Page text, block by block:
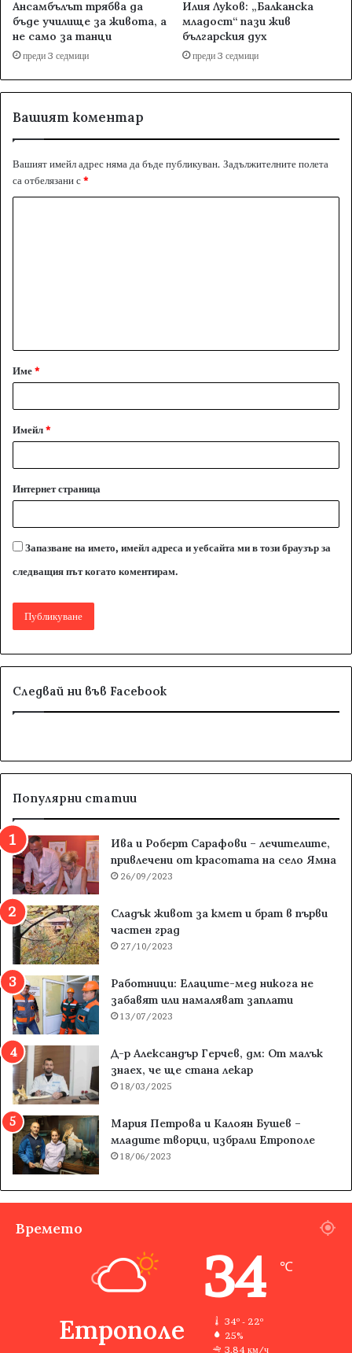
Ансамбълът трябва да
бъде училище за живота, а
не само за танци
преди 3 седмици
Илия Луков: „Балканска
младост“ пази жив
българския дух
преди 3 седмици
Вашият коментар
Вашият имейл адрес няма да бъде публикуван. Задължителните полета
са отбелязани с*
а
р
Име*
Имейл*
Интернет страница
Запазване на името, имейл адреса и уебсайта ми в този браузър за
следващия път когато коментирам.
Следвай ни във Facebook
Популярни статии
Ива и Роберт Сарафови – лечителите,
привлечени от красотата на село Ямна
26/09/2023
Сладък живот за кмет и брат в първи
частен град
27/10/2023
Работници: Елаците-мед никога не
забавят или намаляват заплати
13/07/2023
Д-р Александър Герчев, дм: От малък
знаех, че ще стана лекар
18/03/2025
Мария Петрова и Калоян Бушев –
младите творци, избрали Етрополе
18/06/2023
Времето
Етрополе
34 ℃
34º - 22º
25%
3.84 км/ч